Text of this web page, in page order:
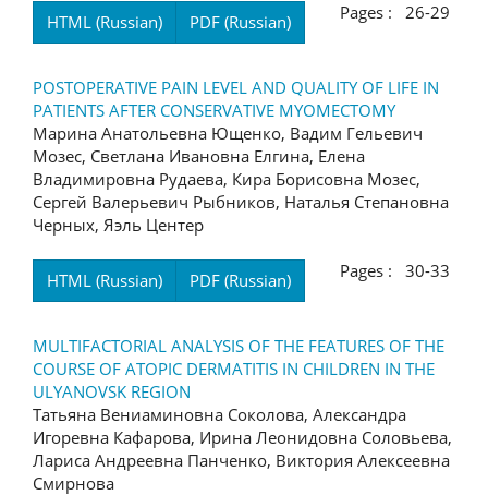
HTML (Russian) PDF (Russian) Pages : 26-29
POSTOPERATIVE PAIN LEVEL AND QUALITY OF LIFE IN
PATIENTS AFTER CONSERVATIVE MYOMECTOMY
Марина Анатольевна Ющенко, Вадим Гельевич
Мозес, Светлана Ивановна Елгина, Елена
Владимировна Рудаева, Кира Борисовна Мозес,
Сергей Валерьевич Рыбников, Наталья Степановна
Черных, Яэль Центер
HTML (Russian) PDF (Russian) Pages : 30-33
MULTIFACTORIAL ANALYSIS OF THE FEATURES OF THE
COURSE OF ATOPIC DERMATITIS IN CHILDREN IN THE
ULYANOVSK REGION
Татьяна Вениаминовна Соколова, Александра
Игоревна Кафарова, Ирина Леонидовна Соловьева,
Лариса Андреевна Панченко, Виктория Алексеевна
Смирнова